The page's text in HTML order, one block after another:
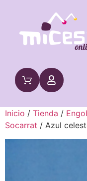
Inicio / Tienda /
Socarrat / Azul